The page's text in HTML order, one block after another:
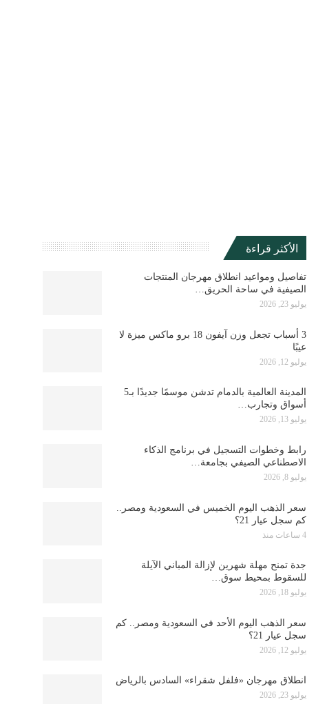
الأكثر قراءة
تفاصيل ومواعيد انطلاق مهرجان المنتجات
الصيفية في ساحة الحريق…
يوليو 23, 2026
3 أسباب تجعل وزن آيفون 18 برو ماكس ميزة لا
عيبًا
يوليو 12, 2026
المدينة العالمية بالدمام تدشن موسمًا جديدًا بـ5
أسواق وتجارب…
يوليو 13, 2026
رابط وخطوات التسجيل في برنامج الذكاء
الاصطناعي الصيفي بجامعة…
يوليو 8, 2026
سعر الذهب اليوم الخميس في السعودية ومصر..
كم سجل عيار 21؟
4 ساعات منذ
جدة تمنح مهلة شهرين لإزالة المباني الآيلة
للسقوط بمحيط سوق…
يوليو 18, 2026
سعر الذهب اليوم الأحد في السعودية ومصر.. كم
سجل عيار 21؟
يوليو 12, 2026
انطلاق مهرجان «فلفل شقراء» السادس بالرياض
يوليو 23, 2026